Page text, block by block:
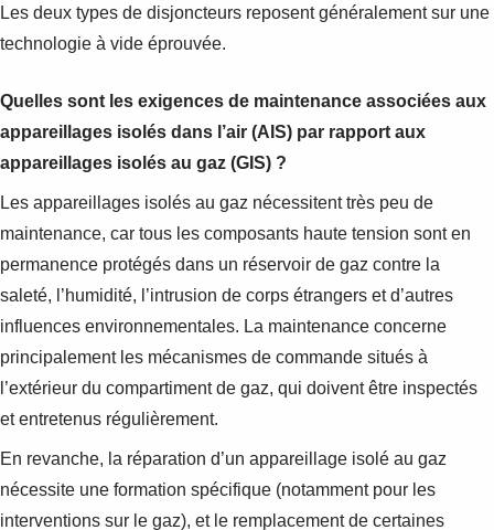
Les deux types de disjoncteurs reposent généralement sur une
technologie à vide éprouvée.
Quelles sont les exigences de maintenance associées aux
appareillages isolés dans l’air (AIS) par rapport aux
appareillages isolés au gaz (GIS) ?
Les appareillages isolés au gaz nécessitent très peu de
maintenance, car tous les composants haute tension sont en
permanence protégés dans un réservoir de gaz contre la
saleté, l’humidité, l’intrusion de corps étrangers et d’autres
influences environnementales. La maintenance concerne
principalement les mécanismes de commande situés à
l’extérieur du compartiment de gaz, qui doivent être inspectés
et entretenus régulièrement.
En revanche, la réparation d’un appareillage isolé au gaz
nécessite une formation spécifique (notamment pour les
interventions sur le gaz), et le remplacement de certaines